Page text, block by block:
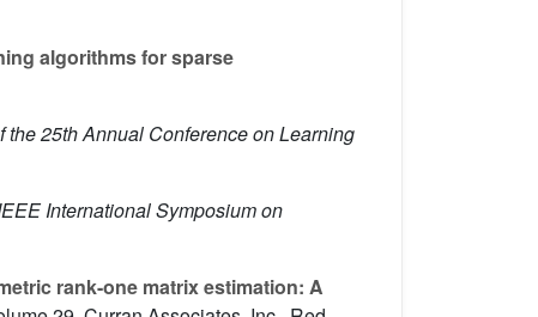
algorithms for sparse
the 25th Annual Conference on Learning
International Symposium on
rank-one matrix estimation: A